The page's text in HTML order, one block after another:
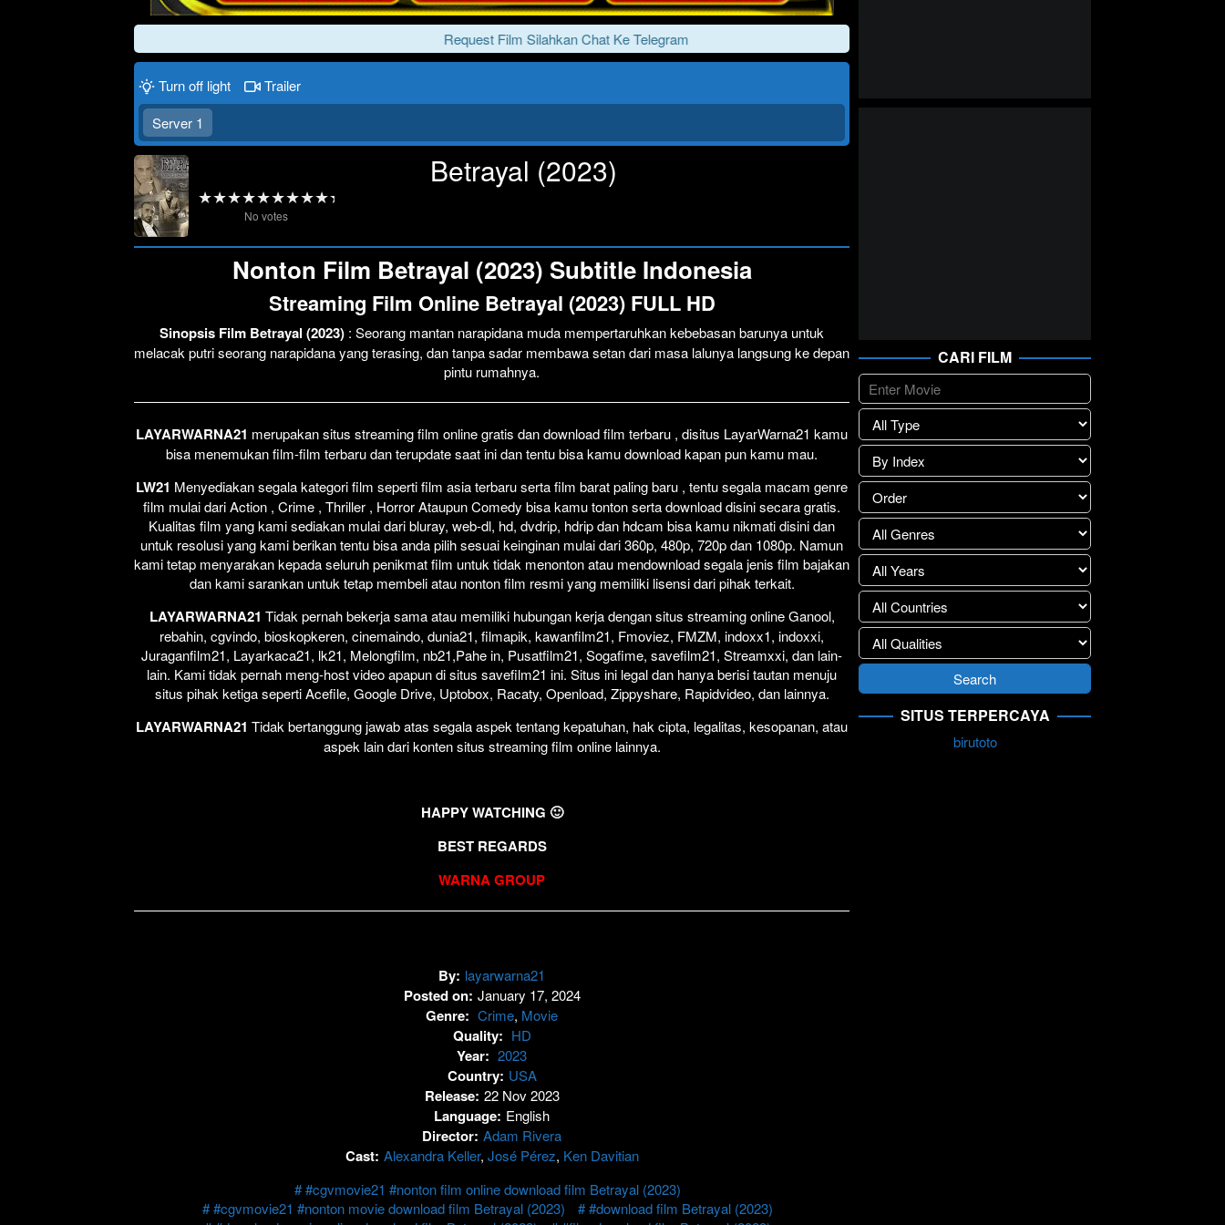
Request Film Silahkan Chat Ke Telegram
Lewati >>>
Click To Play
Turn off light
Trailer
Server 1
Betrayal (2023)
No votes
Nonton Film Betrayal (2023) Subtitle Indonesia
Streaming Film Online Betrayal (2023) FULL HD
Sinopsis Film Betrayal (2023) : Seorang mantan narapidana muda mempertaruhkan kebebasan barunya untuk
melacak putri seorang narapidana yang terasing, dan tanpa sadar membawa setan dari masa lalunya langsung ke depan
pintu rumahnya.
LAYARWARNA21 merupakan situs streaming film online gratis dan download film terbaru , disitus LayarWarna21 kamu
bisa menemukan film-film terbaru dan terupdate saat ini dan tentu bisa kamu download kapan pun kamu mau.
LW21 Menyediakan segala kategori film seperti film asia terbaru serta film barat paling baru , tentu segala macam genre
film mulai dari Action , Crime , Thriller , Horror Ataupun Comedy bisa kamu tonton serta download disini secara gratis.
Kualitas film yang kami sediakan mulai dari bluray, web-dl, hd, dvdrip, hdrip dan hdcam bisa kamu nikmati disini dan
untuk resolusi yang kami berikan tentu bisa anda pilih sesuai keinginan mulai dari 360p, 480p, 720p dan 1080p. Namun
kami tetap menyarakan kepada seluruh penikmat film untuk tidak menonton atau mendownload segala jenis film bajakan
dan kami sarankan untuk tetap membeli atau nonton film resmi yang memiliki lisensi dari pihak terkait.
LAYARWARNA21 Tidak pernah bekerja sama atau memiliki hubungan kerja dengan situs streaming online Ganool,
rebahin, cgvindo, bioskopkeren, cinemaindo, dunia21, filmapik, kawanfilm21, Fmoviez, FMZM, indoxx1, indoxxi,
Juraganfilm21, Layarkaca21, lk21, Melongfilm, nb21,Pahe in, Pusatfilm21, Sogafime, savefilm21, Streamxxi, dan lain-
lain. Kami tidak pernah meng-host video apapun di situs savefilm21 ini. Situs ini legal dan hanya berisi tautan menuju
situs pihak ketiga seperti Acefile, Google Drive, Uptobox, Racaty, Openload, Zippyshare, Rapidvideo, dan lainnya.
LAYARWARNA21 Tidak bertanggung jawab atas segala aspek tentang kepatuhan, hak cipta, legalitas, kesopanan, atau
aspek lain dari konten situs streaming film online lainnya.
HAPPY WATCHING 🙂
BEST REGARDS
WARNA GROUP
By: layarwarna21
Posted on: January 17, 2024
Genre: Crime, Movie
Quality: HD
Year: 2023
Country: USA
Release: 22 Nov 2023
Language: English
Director: Adam Rivera
Cast: Alexandra Keller, José Pérez, Ken Davitian
#cgvmovie21 #nonton film online download film Betrayal (2023)
#cgvmovie21 #nonton movie download film Betrayal (2023)
#download film Betrayal (2023)
CARI FILM
SITUS TERPERCAYA
birutoto